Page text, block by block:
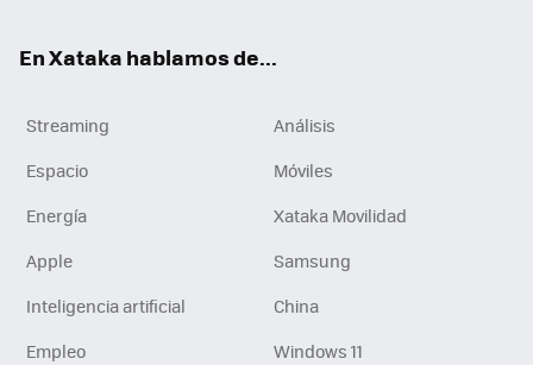
En Xataka hablamos de...
Streaming
Análisis
Espacio
Móviles
Energía
Xataka Movilidad
Apple
Samsung
Inteligencia artificial
China
Empleo
Windows 11